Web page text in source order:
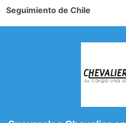
Seguimiento de Chile